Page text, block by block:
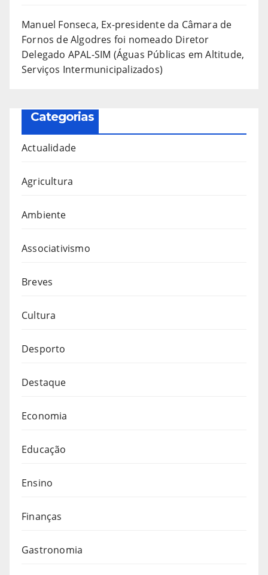
Manuel Fonseca, Ex-presidente da Câmara de
Fornos de Algodres foi nomeado Diretor
Delegado APAL-SIM (Águas Públicas em Altitude,
Serviços Intermunicipalizados)
Categorias
Actualidade
Agricultura
Ambiente
Associativismo
Breves
Cultura
Desporto
Destaque
Economia
Educação
Ensino
Finanças
Gastronomia